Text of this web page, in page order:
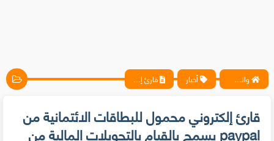
واتس آب ، فيسبوك ، أنترنت ، شروحات تقنية حصرية - المحترف أخبار قارئ إلكتروني محمول للبطاقات الائتمانية من paypal يسمح بالقيام بالتحويلات المالية من خلال الهواتف النقالة
قارئ إلكتروني محمول للبطاقات الائتمانية من
paypal يسمح بالقيام بالتحويلات المالية من